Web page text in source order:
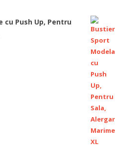
cu Push Up, Pentru